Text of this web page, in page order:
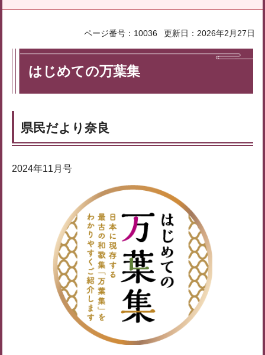
ページ番号：10036 更新日：2026年2月27日
はじめての万葉集
県民だより奈良
2024年11月号